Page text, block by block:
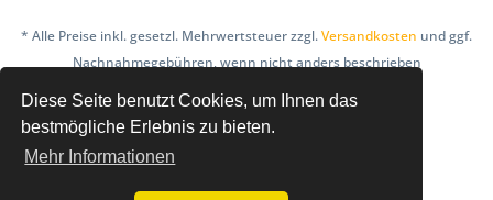
Diese Seite benutzt Cookies, um Ihnen das
bestmögliche Erlebnis zu bieten.
Mehr Informationen
* Alle Preise inkl. gesetzl. Mehrwertsteuer zzgl.Versandkosten und ggf.
Nachnahmegebühren, wenn nicht anders beschrieben
AGB Bestellung & Zahlung
Datenschutz